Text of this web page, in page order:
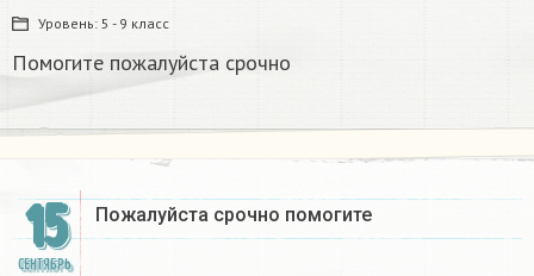
Уровень: 5 - 9 класс
Помогите пожалуйста срочно ​
15
СЕНТЯБРЬ
Пожалуйста срочно помогите​